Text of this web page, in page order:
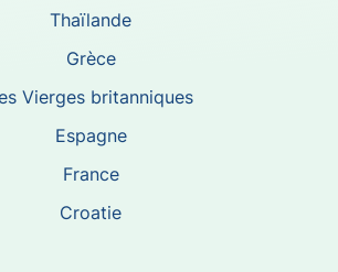
Thaïlande
Grèce
Vierges britanniques
Espagne
France
Croatie